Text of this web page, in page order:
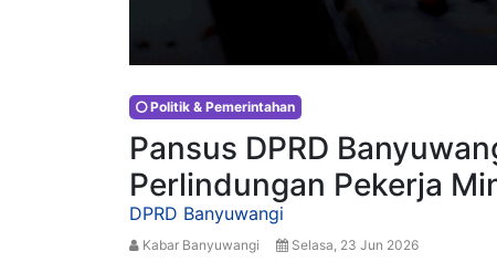
Politik & Pemerintahan
Pansus DPRD
Perlindungan Pekerja
DPRD Banyuwangi
Kabar Banyuwangi Selasa, 23 Jun 2026